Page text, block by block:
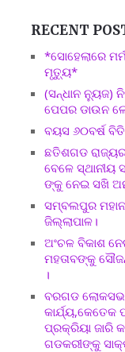
RECENT
*ସୋହେଲାରେ
ମୃତ୍ୟୁ*
(ସନ୍ଧାନ
ପେପର ଡାଉନ
ବୟସ ୬୦ବର୍ଷ
ଛତିଶଗଡ
ବେଳେ ସ୍ଥାନୀୟ
ଙ୍କୁ ନେଇ ସଖି
ସମ୍ବଲପୁର
ଜିଲ୍ଲାପାଳ।
ଅଂଚଳ ବିକାଶ
ମହତାବଙ୍କୁ
।
ବରଗଡ ଲୋକସଭା
କାର୍ଯ୍ୟ,କେତେକ
ପ୍ରକ୍ରିୟା ଜାରି
ଗଡକରୀଙ୍କୁ